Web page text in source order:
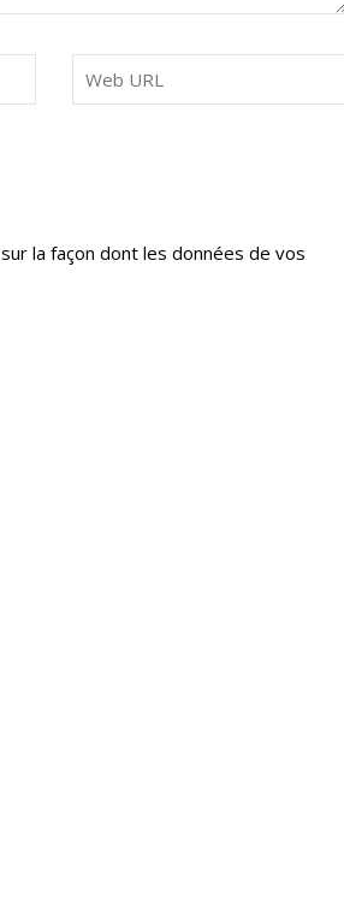
la façon dont les données de vos